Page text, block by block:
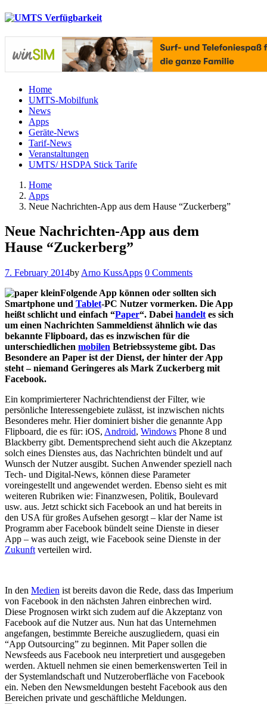
Home
UMTS-Mobilfunk
News
Apps
Geräte-News
Tarif-News
Veranstaltungen
UMTS/ HSDPA Stick Tarife
Home
Apps
Neue Nachrichten-App aus dem Hause “Zuckerberg”
Neue Nachrichten-App aus dem
Hause “Zuckerberg”
7. February 2014by Arno KussApps 0 Comments
Folgende App können oder sollten sich
Smartphone und Tablet-PC Nutzer vormerken. Die App
heißt schlicht und einfach “Paper“. Dabei handelt es sich
um einen Nachrichten Sammeldienst ähnlich wie das
bekannte Flipboard, das es inzwischen für die
unterschiedlichen mobilen Betriebssysteme gibt. Das
Besondere an Paper ist der Dienst, der hinter der App
steht – niemand Geringeres als Mark Zuckerberg mit
Facebook.
Ein komprimierterer Nachrichtendienst der Filter, wie
persönliche Interessengebiete zulässt, ist inzwischen nichts
Besonderes mehr. Hier dominiert bisher die genannte App
Flipboard, die es für: iOS, Android, Windows Phone 8 und
Blackberry gibt. Dementsprechend sieht auch die Akzeptanz
solch eines Dienstes aus, das Nachrichten bündelt und auf
Wunsch der Nutzer ausgibt. Suchen Anwender speziell nach
Tech- und Digital-News, können diese Parameter
voreingestellt und angewendet werden. Ebenso sieht es mit
weiteren Rubriken wie: Finanzwesen, Politik, Boulevard
usw. aus. Jetzt schickt sich Facebook an und hat bereits in
den USA für großes Aufsehen gesorgt – klar der Name ist
Programm aber Facebook bündelt seine Dienste in dieser
App – was auch zeigt, wie Facebook seine Dienste in der
Zukunft verteilen wird.
In den Medien ist bereits davon die Rede, dass das Imperium
von Facebook in den nächsten Jahren einbrechen wird.
Diese Prognosen wirkt sich zudem auf die Akzeptanz von
Facebook auf die Nutzer aus. Nun hat das Unternehmen
angefangen, bestimmte Bereiche auszugliedern, quasi ein
“App Outsourcing” zu beginnen. Mit Paper sollen die
Newsfeeds aus Facebook neu interpretiert und ausgegeben
werden. Aktuell nehmen sie einen bemerkenswerten Teil in
der Systemlandschaft und Nutzeroberfläche von Facebook
ein. Neben den Newsmeldungen besteht Facebook aus den
Bereichen private und geschäftliche Meldungen.